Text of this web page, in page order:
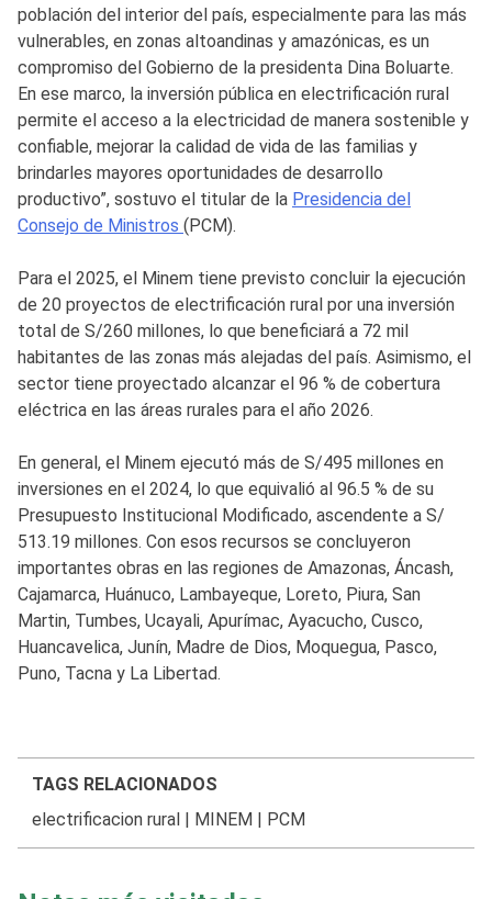
población del interior del país, especialmente para las más
vulnerables, en zonas altoandinas y amazónicas, es un
compromiso del Gobierno de la presidenta Dina Boluarte.
En ese marco, la inversión pública en electrificación rural
permite el acceso a la electricidad de manera sostenible y
confiable, mejorar la calidad de vida de las familias y
brindarles mayores oportunidades de desarrollo
productivo”, sostuvo el titular de la Presidencia del
Consejo de Ministros (PCM).
Para el 2025, el Minem tiene previsto concluir la ejecución
de 20 proyectos de electrificación rural por una inversión
total de S/260 millones, lo que beneficiará a 72 mil
habitantes de las zonas más alejadas del país. Asimismo, el
sector tiene proyectado alcanzar el 96 % de cobertura
eléctrica en las áreas rurales para el año 2026.
En general, el Minem ejecutó más de S/495 millones en
inversiones en el 2024, lo que equivalió al 96.5 % de su
Presupuesto Institucional Modificado, ascendente a S/
513.19 millones. Con esos recursos se concluyeron
importantes obras en las regiones de Amazonas, Áncash,
Cajamarca, Huánuco, Lambayeque, Loreto, Piura, San
Martin, Tumbes, Ucayali, Apurímac, Ayacucho, Cusco,
Huancavelica, Junín, Madre de Dios, Moquegua, Pasco,
Puno, Tacna y La Libertad.
TAGS RELACIONADOS
electrificacion rural
MINEM PCM